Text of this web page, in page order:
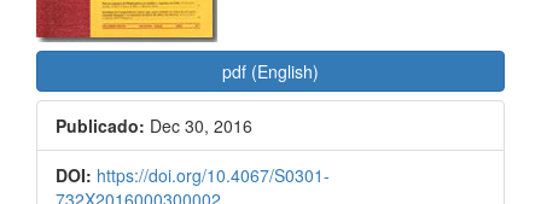
pdf (English)
Publicado: Dec 30, 2016
DOI: https://doi.org/10.4067/S0301-
732X2016000300002